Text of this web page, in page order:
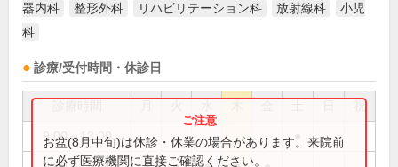
器内科
整形外科 リハビリテーション科 放射線科
小児
科
診療/受付時間・休診日
祝
9:00～13:00
お盆(8月中旬)は休診・休業の場合があります。来院前
に必ず医療機関に直接ご確認ください。